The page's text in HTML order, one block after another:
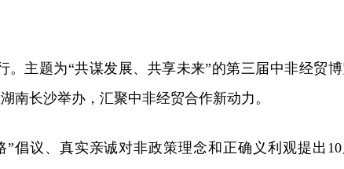
。主题为“共谋发展、共享未来”的第三届中非经贸
南长沙举办，汇聚中非经贸合作新动力。
”倡议、真实亲诚对非政策理念和正确义利观提出10